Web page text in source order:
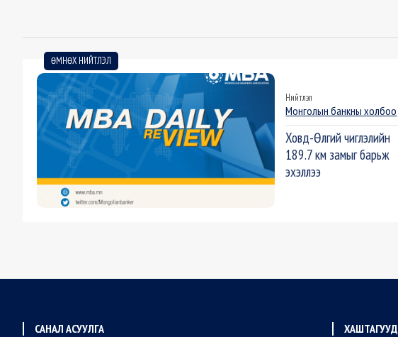
ӨМНӨХ НИЙТЛЭЛ
Нийтлэл
Монголын банкны холбоо
Ховд-Өлгий чиглэлийн
189.7 км замыг барьж
эхэллээ
САНАЛ АСУУЛГА ХАШТАГУУД